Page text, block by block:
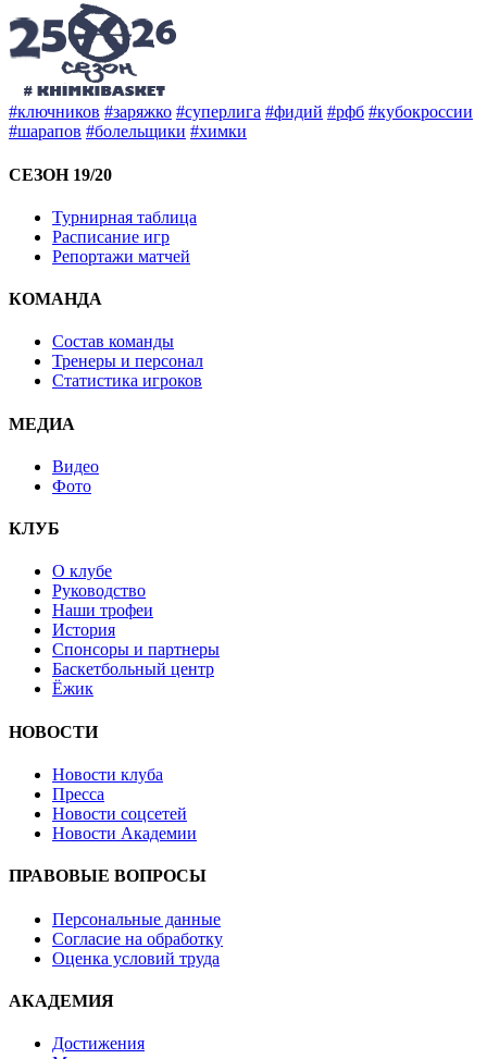
#ключников #заряжко #суперлига #фидий #рфб #кубокроссии
#шарапов #болельщики #химки
СЕЗОН 19/20
Турнирная таблица
Расписание игр
Репортажи матчей
КОМАНДА
Состав команды
Тренеры и персонал
Статистика игроков
МЕДИА
Видео
Фото
КЛУБ
О клубе
Руководство
Наши трофеи
История
Спонсоры и партнеры
Баскетбольный центр
Ёжик
НОВОСТИ
Новости клуба
Пресса
Новости соцсетей
Новости Академии
ПРАВОВЫЕ ВОПРОСЫ
Персональные данные
Согласие на обработку
Оценка условий труда
АКАДЕМИЯ
Достижения